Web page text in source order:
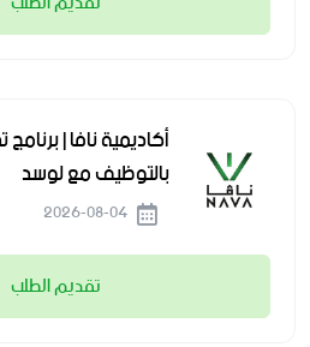
أكاديمية نافا |
بالتوظيف مع لوسد
تقديم الطلب